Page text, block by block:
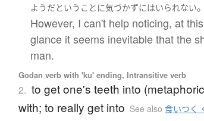
ようだ という ことに気づかずにはいられない。
However, I can't help noticing, at
glance it seems inevitable that the
man.
Godan verb with 'ku' ending, Intransitive verb
2. to get one's teeth into
with; to really get into See also食いつく